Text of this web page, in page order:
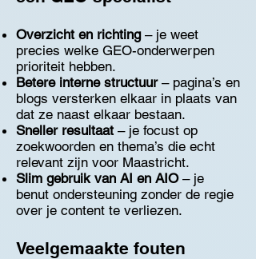
Overzicht en richting– je weet
precies welke GEO-onderwerpen
prioriteit hebben.
Betere interne structuur– pagina’s en
blogs versterken elkaar in plaats van
dat ze naast elkaar bestaan.
Sneller resultaat – je focust op
zoekwoorden en thema’s die echt
relevant zijn voor Maastricht.
Slim gebruik van AI en AIO– je
benut ondersteuning zonder de regie
over je content te verliezen.
Veelgemaakte fouten